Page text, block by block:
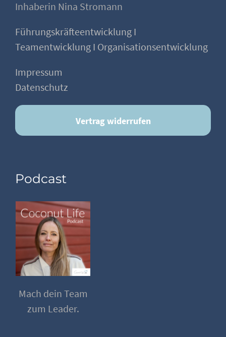
Inhaberin Nina Stromann
Führungskräfteentwicklung I
Teamentwicklung I Organisationsentwicklung
Impressum
Datenschutz
Vertrag widerrufen
Podcast
Mach dein Team
zum Leader.